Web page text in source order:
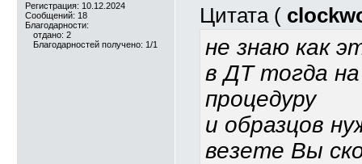
Регистрация: 10.12.2024
Сообщений: 18
Благодарности:
отдано: 2
Благодарностей получено: 1/1
Цитата (
не знаю как
в ДТ тогда
процедуру
и образцов
везете Вы